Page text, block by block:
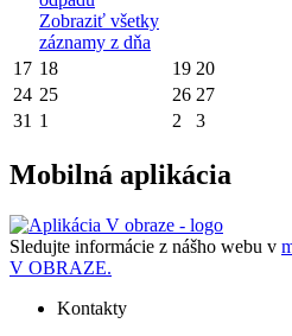
Zobraziť všetky
záznamy z dňa
17 18 19 20
24 25 26 27
31 1 2 3
Mobilná aplikácia
Sledujte informácie z nášho webu v
V OBRAZE.
Kontakty